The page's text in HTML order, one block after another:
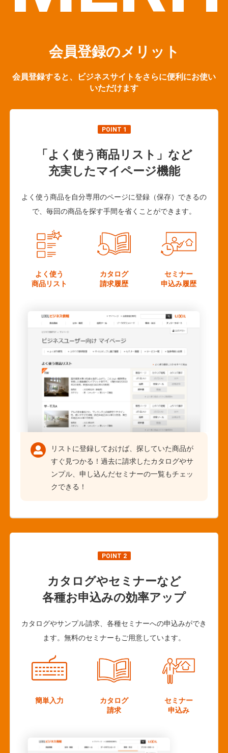
会員登録のメリット
会員登録すると、ビジネスサイトをさらに便利にお使い
いただけます
POINT 1
「よく使う商品リスト」など
充実したマイページ機能
よく使う商品を自分専用のページに登録（保存）できるの
で、毎回の商品を探す手間を省くことができます。
よく使う
商品リスト
カタログ
請求履歴
セミナー
申込み履歴
リストに登録しておけば、探していた商品が
すぐ見つかる！過去に請求したカタログやサ
ンプル、申し込んだセミナーの一覧もチェッ
クできる！
POINT 2
カタログやセミナーなど
各種お申込みの効率アップ
カタログやサンプル請求、各種セミナーへの申込みができ
ます。無料のセミナーもご用意しています。
簡単入力
カタログ
請求
セミナー
申込み